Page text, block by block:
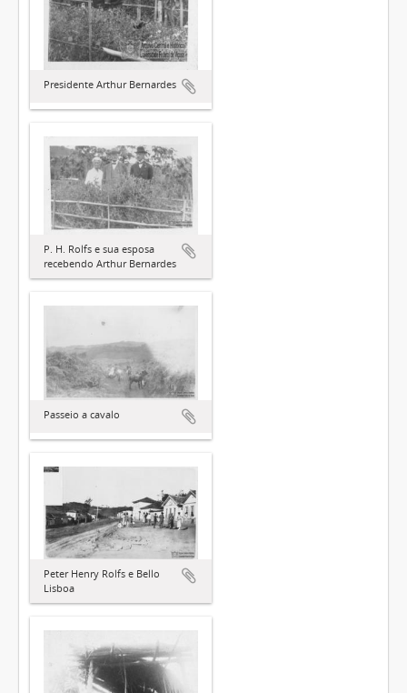
Presidente Arthur Bernardes
P. H. Rolfs e sua esposa
recebendo Arthur Bernardes
Passeio a cavalo
Peter Henry Rolfs e Bello
Lisboa